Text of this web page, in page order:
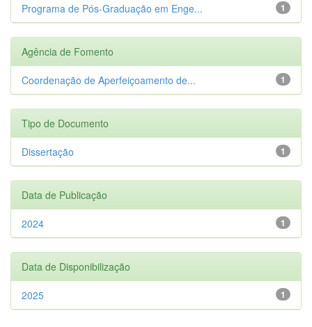
1
Programa de Pós-Graduação em Enge...
Agência de Fomento
1
Coordenação de Aperfeiçoamento de...
Tipo de Documento
1
Dissertação
Data de Publicação
1
2024
Data de Disponibilização
1
2025